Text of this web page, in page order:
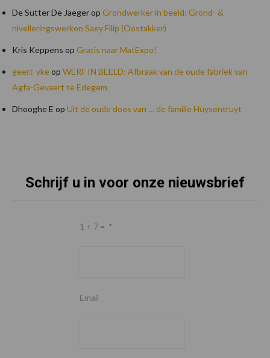
De Sutter De Jaegerop Grondwerker in beeld: Grond- &
nivelleringswerken Saey Filip (Oostakker)
Kris Keppens op Gratis naar MatExpo!
geert-ykeop WERF IN BEELD: Afbraak van de oude fabriek van
Agfa-Gevaert te Edegem
Dhooghe E op Uit de oude doos van … de familie Huysentruyt
FooterSchrijf u in voor onze nieuwsbrief
1 + 7 = *
Email